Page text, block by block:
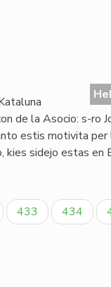
de la Asocio: s-ro
estis motivita per
sidejo estas en
Paĝo
433 Paĝo
434